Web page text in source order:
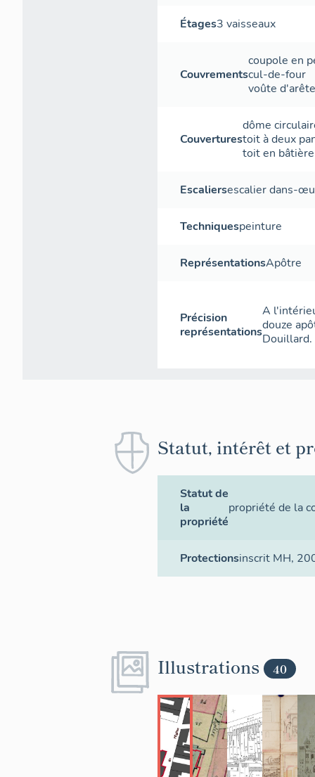
Étages3 vaisseaux
Couvrements
coupole en
cul-de-four
voûte
Couvertures
dôme
toit à deux
toit en bâtière
Escaliersescalier dans-
Techniquespeinture
ReprésentationsApôtre
Précision
représentations
A
douze
Douillard.
Statut, intérêt et
Statut de
la
propriété
propriété de la
Protectionsinscrit MH,
Illustrations 40